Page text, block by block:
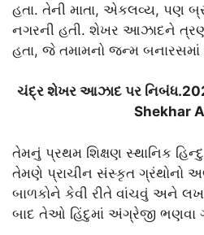
હતા. તેની માતા, એકલવ્ય, પણ
નગરની હતી. શેખર આઝાદને
હતા, જે તમામનો જન્મ બનારસમાં
ચંદ્ર શેખર આઝાદ પર
Shekhar
તેમનું પ્રથમ શિક્ષણ સ્થાનિક
તેમણે પ્રાચીન સંસ્કૃત ગ્રંથોનો
બાળકોને કેવી રીતે વાંચવું અને
બાદ તેઓ હિંદુમાં અંગ્રેજી ભણવા